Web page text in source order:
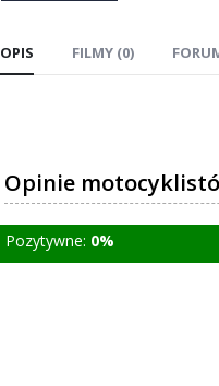
OPIS FILMY (0)
Opinie
Pozytywne: 0%